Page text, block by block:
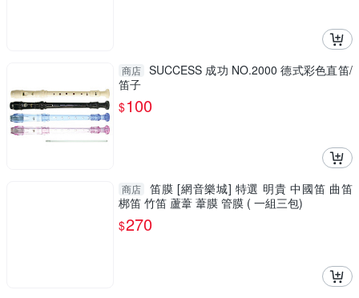
商店 SUCCESS 成功 NO.2000 德式彩色直笛/
笛子
$100
商店
笛膜 [網音樂城] 特選 明貴 中國笛 曲笛
梆笛 竹笛 蘆葦 葦膜 管膜 ( 一組三包)
$270